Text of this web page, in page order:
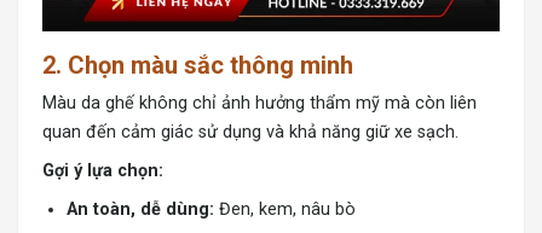
2. Chọn màu sắc thông minh
Màu da ghế không chỉ ảnh hưởng thẩm mỹ mà còn liên
quan đến cảm giác sử dụng và khả năng giữ xe sạch.
Gợi ý lựa chọn:
An toàn, dễ dùng: Đen, kem, nâu bò